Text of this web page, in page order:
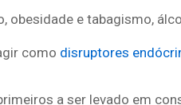
obesidade e tabagismo,
como disruptores
a ser levado em